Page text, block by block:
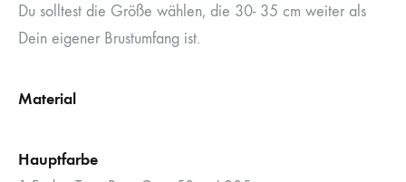
Du solltest die Größe wählen, die 30- 35 cm weiter als
Dein eigener Brustumfang ist.
Material
Hauptfarbe